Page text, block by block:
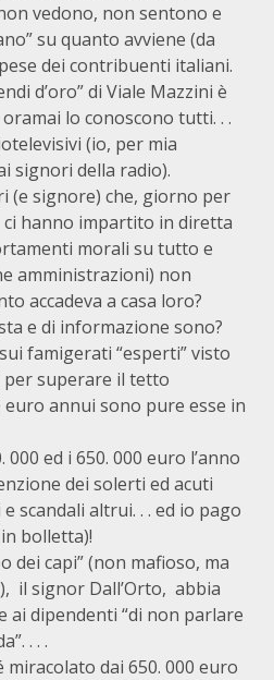
vedono, non sentono e
su quanto avviene (da
dei contribuenti italiani.
d’oro” di Viale Mazzini è
lo conoscono tutti. . .
(io, per mia
signori della radio).
(e signore) che, giorno per
hanno impartito in diretta
morali su tutto e
amministrazioni) non
accadeva a casa loro?
e di informazione sono?
famigerati “esperti” visto
per superare il tetto
annui sono pure esse in
ed i 650. 000 euro l’anno
dei solerti ed acuti
scandali altrui. . . ed io pago
bolletta)!
dei capi” (non mafioso, ma
il signor Dall’Orto, abbia
ai dipendenti “di non parlare
. . .
dai 650. 000 euro